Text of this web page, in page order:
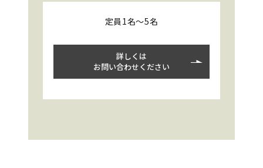
定員1名～5名
詳しくは
お問い合わせください